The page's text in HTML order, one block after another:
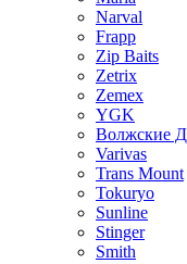
Narval
Frapp
Zip Baits
Zetrix
Zemex
YGK
Волжские
Varivas
Trans Mount
Tokuryo
Sunline
Stinger
Smith